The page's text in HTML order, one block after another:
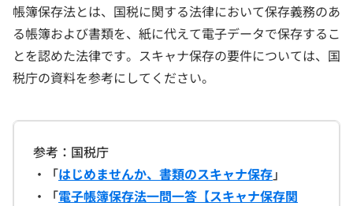
帳簿保存法とは、国税に関する法律において保存義務のあ
る帳簿および書類を、紙に代えて電子データで保存するこ
とを認めた法律です。スキャナ保存の要件については、国
税庁の資料を参考にしてください。
参考：国税庁
・「はじめませんか、書類のスキャナ保存」
・「電子帳簿保存法一問一答【スキャナ保存関